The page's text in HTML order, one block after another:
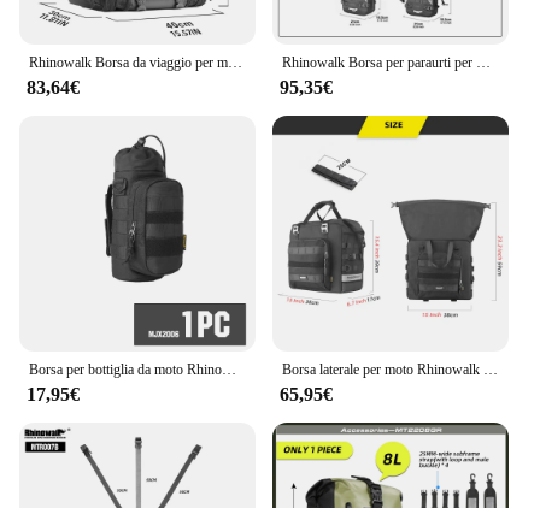
83,64€ 95,35€
17,95€ 65,95€